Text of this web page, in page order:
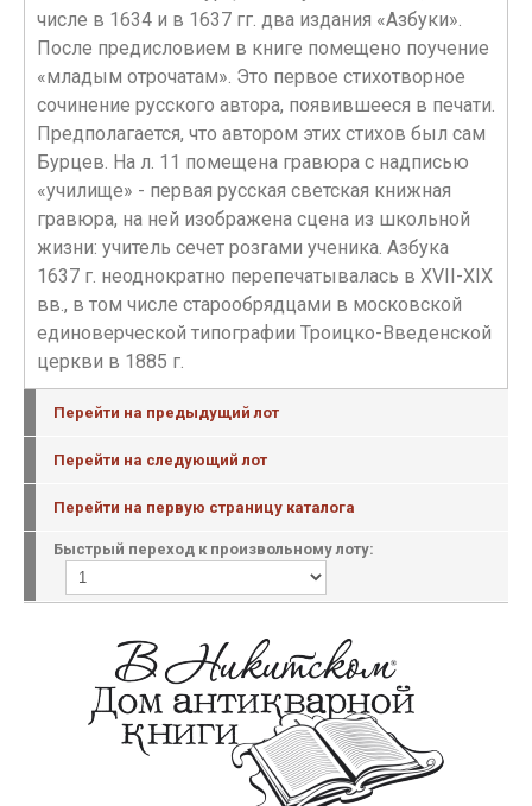
числе в 1634 и в 1637 гг. два издания «Азбуки».
После предисловием в книге помещено поучение
«младым отрочатам». Это первое стихотворное
сочинение русского автора, появившееся в печати.
Предполагается, что автором этих стихов был сам
Бурцев. На л. 11 помещена гравюра с надписью
«училище» - первая русская светская книжная
гравюра, на ней изображена сцена из школьной
жизни: учитель сечет розгами ученика. Азбука
1637 г. неоднократно перепечатывалась в XVII-ХIХ
вв., в том числе старообрядцами в московской
единоверческой типографии Троицко-Введенской
церкви в 1885 г.
Перейти на предыдущий лот
Перейти на следующий лот
Перейти на первую страницу каталога
Быстрый переход к произвольному лоту: